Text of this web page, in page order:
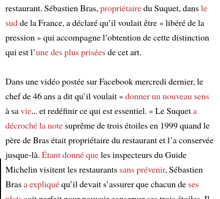
Article
restaurant. Sébastien Bras,propriétairedu Suquet, dansle
sudde la France, a déclaré qu’il voulait être « libéré de la
pression » qui accompagne l’obtention de cette distinction
qui est l’une des plus priséesde cet art.
Dans une vidéo postée sur Facebook mercredi dernier, le
chef de 46 ans a dit qu’il voulait «donner un nouveau sens
à savie... et redéfinir ce qui est essentiel. » Le Suqueta
décrochéla notesuprême de trois étoiles en 1999 quand le
père de Bras était propriétaire du restaurant et l’a conservée
jusque-là. Étant donné queles inspecteurs du Guide
Michelin visitent les restaurants sans prévenir, Sébastien
Brasa expliquéqu’il devait s’assurer que chacun de ses